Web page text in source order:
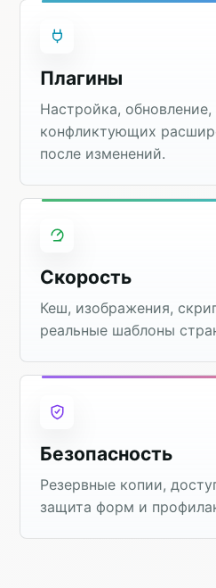
Плагины
Настройка, обновление,
конфликтующих
после изменений.
Скорость
Кеш, изображения,
реальные шаблоны
Безопасность
Резервные копии,
защита форм и